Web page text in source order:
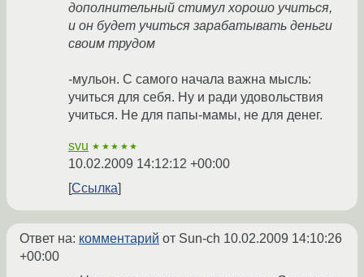
дополнительный стимул хорошо учиться,
и он будет учиться зарабатывать деньги
своим трудом
-мульон. С самого начала важна мысль:
учиться для себя. Ну и ради удовольствия
учиться. Не для папы-мамы, не для денег.
svu ★★★★★
10.02.2009 14:12:12 +00:00
Ссылка
Ответ на: комментарий от Sun-ch 10.02.2009 14:10:26
+00:00